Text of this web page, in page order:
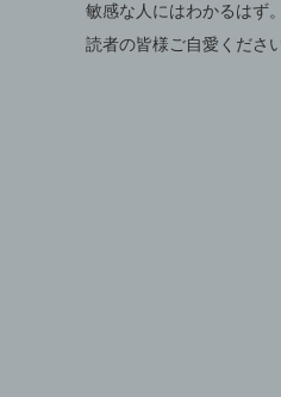
敏感な人にはわかるは
読者の皆様ご自愛くださ